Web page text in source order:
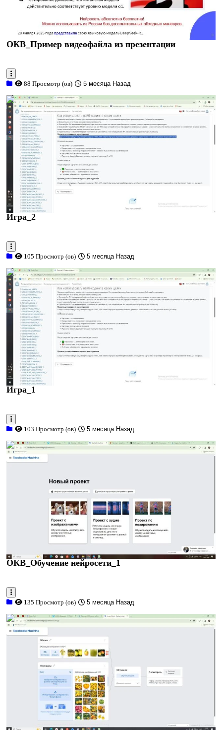
ОКВ_Пример видеофайла из презентации
88 Просмотр (ов) 5 месяца Назад
0:03:33
Игра_2
105 Просмотр (ов) 5 месяца Назад
0:11:16
Игра_1
103 Просмотр (ов) 5 месяца Назад
0:04:06
ОКВ_Обучение нейросети_1
135 Просмотр (ов) 5 месяца Назад
0:14:27